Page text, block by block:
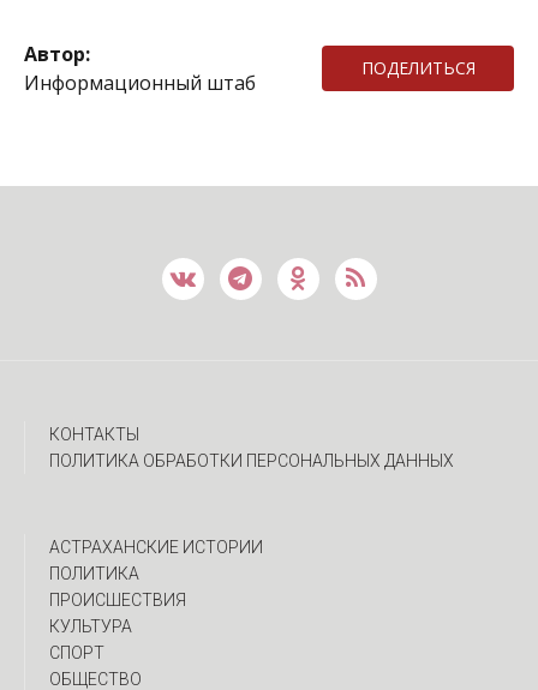
Автор:
Информационный штаб
ПОДЕЛИТЬСЯ
КОНТАКТЫ
ПОЛИТИКА ОБРАБОТКИ ПЕРСОНАЛЬНЫХ ДАННЫХ
АСТРАХАНСКИЕ ИСТОРИИ
ПОЛИТИКА
ПРОИСШЕСТВИЯ
КУЛЬТУРА
СПОРТ
ОБЩЕСТВО